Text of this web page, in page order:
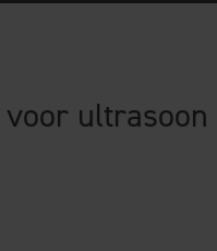
ultrasoon